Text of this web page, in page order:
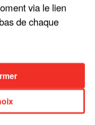
FRANCE
via le lien
de chaque